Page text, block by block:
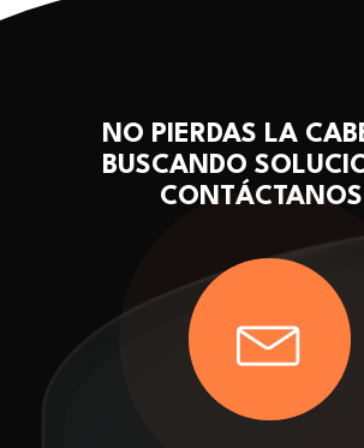
NO PIERDAS LA
BUSCANDO
CONTÁCTANOS